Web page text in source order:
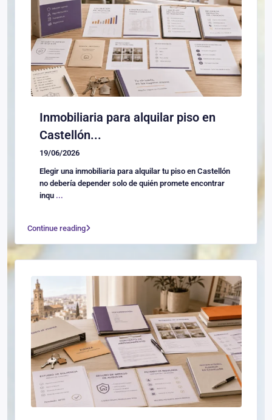
Inmobiliaria para alquilar piso en
Castellón...
19/06/2026
Elegir una inmobiliaria para alquilar tu piso en Castellón
no debería depender solo de quién promete encontrar
inqu ...
Continue reading